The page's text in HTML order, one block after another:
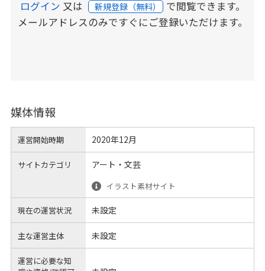
ログイン 又は 新規登録（無料） で閲覧できます。
メールアドレスのみですぐにご登録いただけます。
媒体情報
運営開始時期 2020年12月
サイトカテゴリ アート・文芸
イラスト素材サイト
現在の運営状況 未設定
主な運営主体 未設定
運営に必要な知